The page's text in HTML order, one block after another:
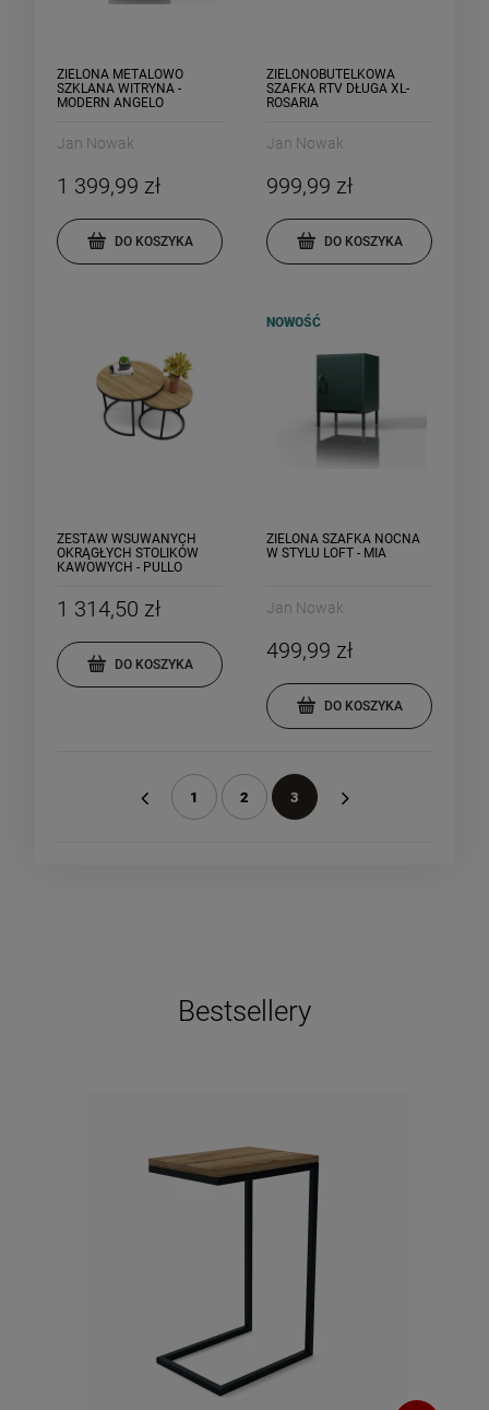
ZIELONA METALOWO
SZKLANA WITRYNA -
MODERN ANGELO
Jan Nowak
1 399,99 zł
DO KOSZYKA
ZIELONOBUTELKOWA
SZAFKA RTV DŁUGA XL-
ROSARIA
Jan Nowak
999,99 zł
DO KOSZYKA
ZESTAW WSUWANYCH
OKRĄGŁYCH STOLIKÓW
KAWOWYCH - PULLO
1 314,50 zł
DO KOSZYKA
ZIELONA SZAFKA NOCNA
W STYLU LOFT - MIA
Jan Nowak
499,99 zł
DO KOSZYKA
NOWOŚĆ
1 2 3
Bestsellery